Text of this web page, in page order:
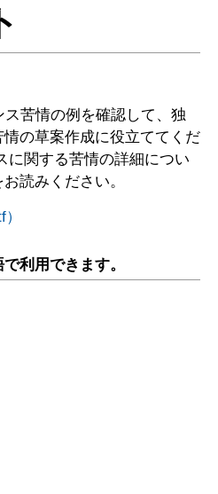
苦情の例を確認して、独
の草案作成に役立ててくだ
に関する苦情の詳細につい
お読みください。
利用できます。